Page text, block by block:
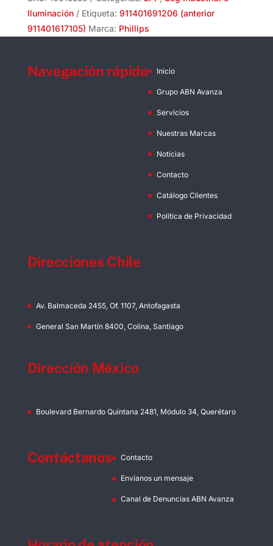
cantidad
Iluminación
Etiqueta: 911401691206 (anterior
911401617105) Marca: Phillips
Navegación rápida Inicio
Grupo ABN Avanza
Servicios
Nuestras Marcas
Noticias
Contacto
Catálogo Clientes
Política de Privacidad
Direcciones Chile
Av. Balmaceda 2455, Of. 1107, Antofagasta
General San Martín 8400, Colina, Santiago
Dirección México
Boulevard Bernardo Quintana 2481, Módulo 34, Querétaro
Contáctanos Contacto
Envíanos un mensaje
Canal de Denuncias ABN Avanza